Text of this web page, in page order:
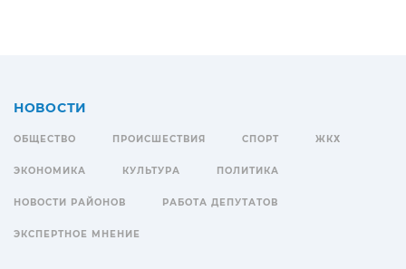
НОВОСТИ
ОБЩЕСТВО ПРОИСШЕСТВИЯ СПОРТ ЖКХ
ЭКОНОМИКА КУЛЬТУРА ПОЛИТИКА
НОВОСТИ РАЙОНОВ РАБОТА ДЕПУТАТОВ
ЭКСПЕРТНОЕ МНЕНИЕ